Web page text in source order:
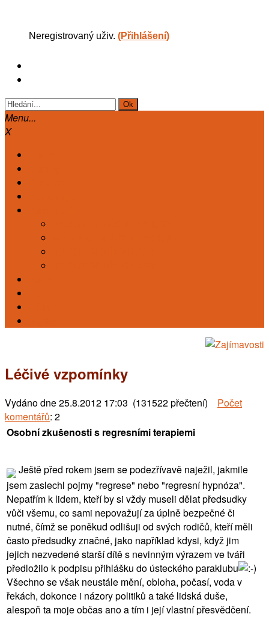
Neregistrovaný uživ. (Přihlášení)
Menu...
X
Léčivé vzpomínky
Vydáno dne25.8.2012 17:03 (131522 přečtení) Počet
komentářů: 2
Osobní zkušenosti s regresními terapiemi
Ještě před rokem jsem se podezřívavě naježil, jakmile
jsem zaslechl pojmy "regrese" nebo "regresní hypnóza".
Nepatřím k lidem, kteří by si vždy museli dělat předsudky
vůči všemu, co sami nepovažují za úplně bezpečné či
nutné, čímž se poněkud odlišuji od svých rodičů, kteří měli
často předsudky značné, jako například kdysi, když jim
jejich nezvedené starší dítě s nevinným výrazem ve tváři
předložilo k podpisu přihlášku do ústeckého paraklubu
Všechno se však neustále mění, obloha, počasí, voda v
řekách, dokonce i názory politiků a také lidská duše,
alespoň ta moje občas ano a tím i její vlastní přesvědčení.